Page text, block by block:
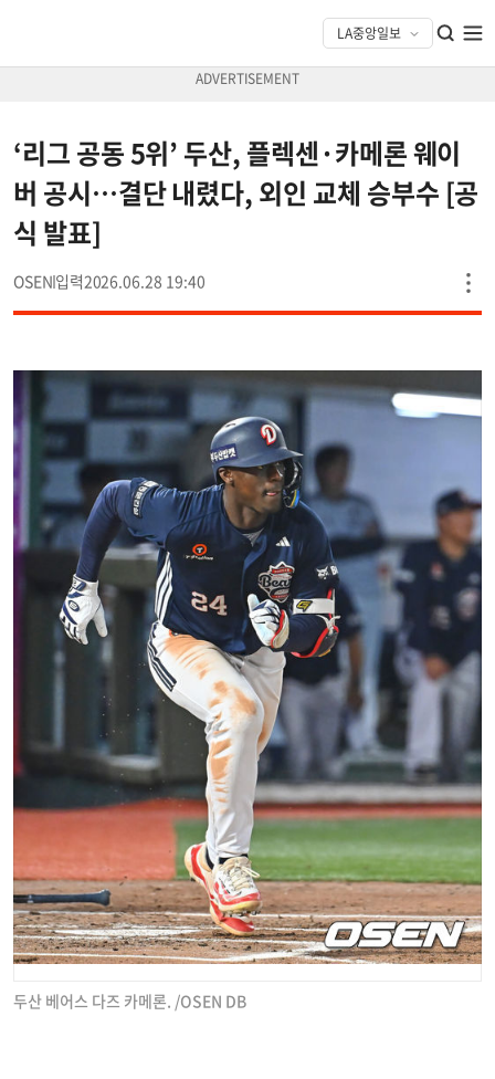
‘리그 공동 5위’ 두산, 플렉센·카메론 웨이
버 공시…결단 내렸다, 외인 교체 승부수 [공
식 발표]
OSEN 2026.06.28 19:40
두산 베어스 다즈 카메론. /OSEN DB